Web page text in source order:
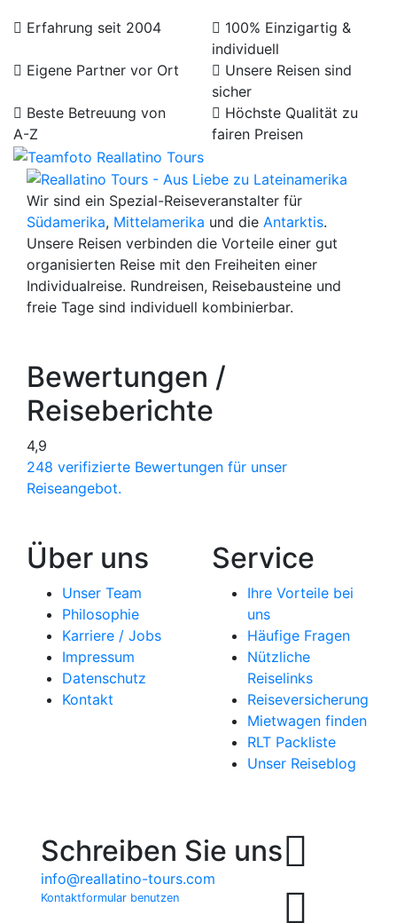
Erfahrung seit 2004
100% Einzigartig &
individuell
Eigene Partner vor Ort
Unsere Reisen sind
sicher
Beste Betreuung von
A-Z
Höchste Qualität zu
fairen Preisen
Wir sind ein Spezial-Reiseveranstalter für
Südamerika, Mittelamerika und die Antarktis.
Unsere Reisen verbinden die Vorteile einer gut
organisierten Reise mit den Freiheiten einer
Individualreise. Rundreisen, Reisebausteine und
freie Tage sind individuell kombinierbar.
Bewertungen /
Reiseberichte
4,9
248 verifizierte Bewertungen für unser
Reiseangebot.
Über uns
Unser Team
Philosophie
Karriere / Jobs
Impressum
Datenschutz
Kontakt
Service
Ihre Vorteile bei
uns
Häufige Fragen
Nützliche
Reiselinks
Reiseversicherung
Mietwagen finden
RLT Packliste
Unser Reiseblog
Schreiben Sie uns
info@reallatino-tours.com
Kontaktformular benutzen